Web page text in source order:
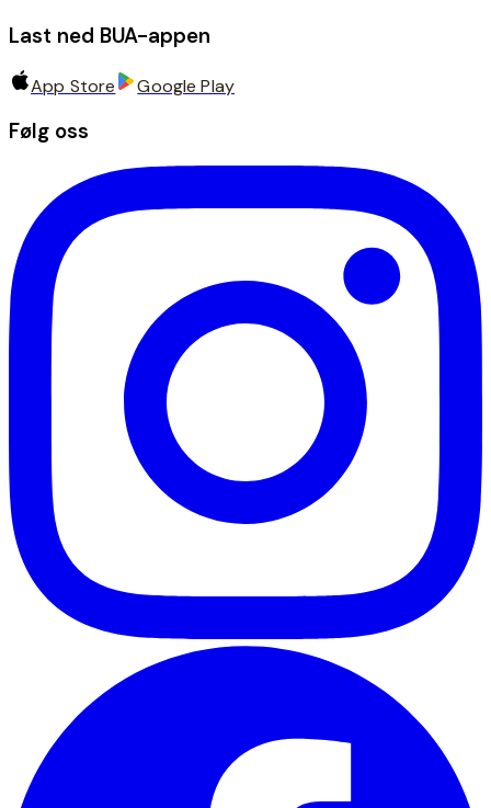
Last ned BUA-appen
App Store Google Play
Følg oss